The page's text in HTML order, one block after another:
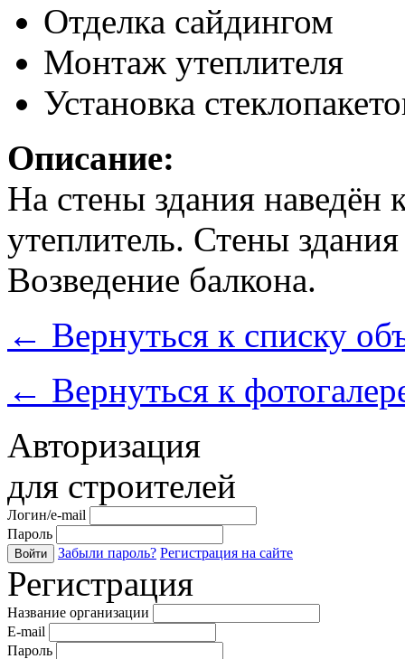
Отделка сайдингом
Монтаж утеплителя
Установка
Описание:
На стены здания наведён
утеплитель. Стены
Возведение балкона.
← Вернуться к списку
← Вернуться к
Авторизация
для строителей
Логин/e-mail
Пароль
Войти Забыли пароль? Регистрация на сайте
Регистрация
Название организации
E-mail
Пароль